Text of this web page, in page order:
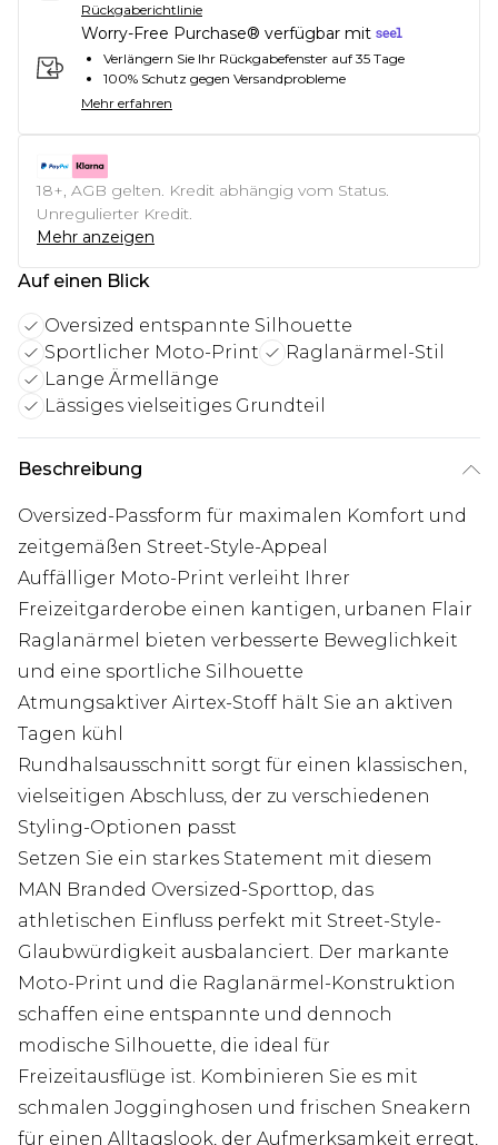
Rückgaberichtlinie
Worry-Free Purchase® verfügbar mit
Verlängern Sie Ihr Rückgabefenster auf 35 Tage
100% Schutz gegen Versandprobleme
Mehr erfahren
18+, AGB gelten. Kredit abhängig vom Status.
Unregulierter Kredit.
Mehr anzeigen
Auf einen Blick
Oversized entspannte Silhouette
Sportlicher Moto-Print
Raglanärmel-Stil
Lange Ärmellänge
Lässiges vielseitiges Grundteil
Beschreibung
Oversized-Passform für maximalen Komfort und
zeitgemäßen Street-Style-Appeal
Auffälliger Moto-Print verleiht Ihrer
Freizeitgarderobe einen kantigen, urbanen Flair
Raglanärmel bieten verbesserte Beweglichkeit
und eine sportliche Silhouette
Atmungsaktiver Airtex-Stoff hält Sie an aktiven
Tagen kühl
Rundhalsausschnitt sorgt für einen klassischen,
vielseitigen Abschluss, der zu verschiedenen
Styling-Optionen passt
Setzen Sie ein starkes Statement mit diesem
MAN Branded Oversized-Sporttop, das
athletischen Einfluss perfekt mit Street-Style-
Glaubwürdigkeit ausbalanciert. Der markante
Moto-Print und die Raglanärmel-Konstruktion
schaffen eine entspannte und dennoch
modische Silhouette, die ideal für
Freizeitausflüge ist. Kombinieren Sie es mit
schmalen Jogginghosen und frischen Sneakern
für einen Alltagslook, der Aufmerksamkeit erregt,